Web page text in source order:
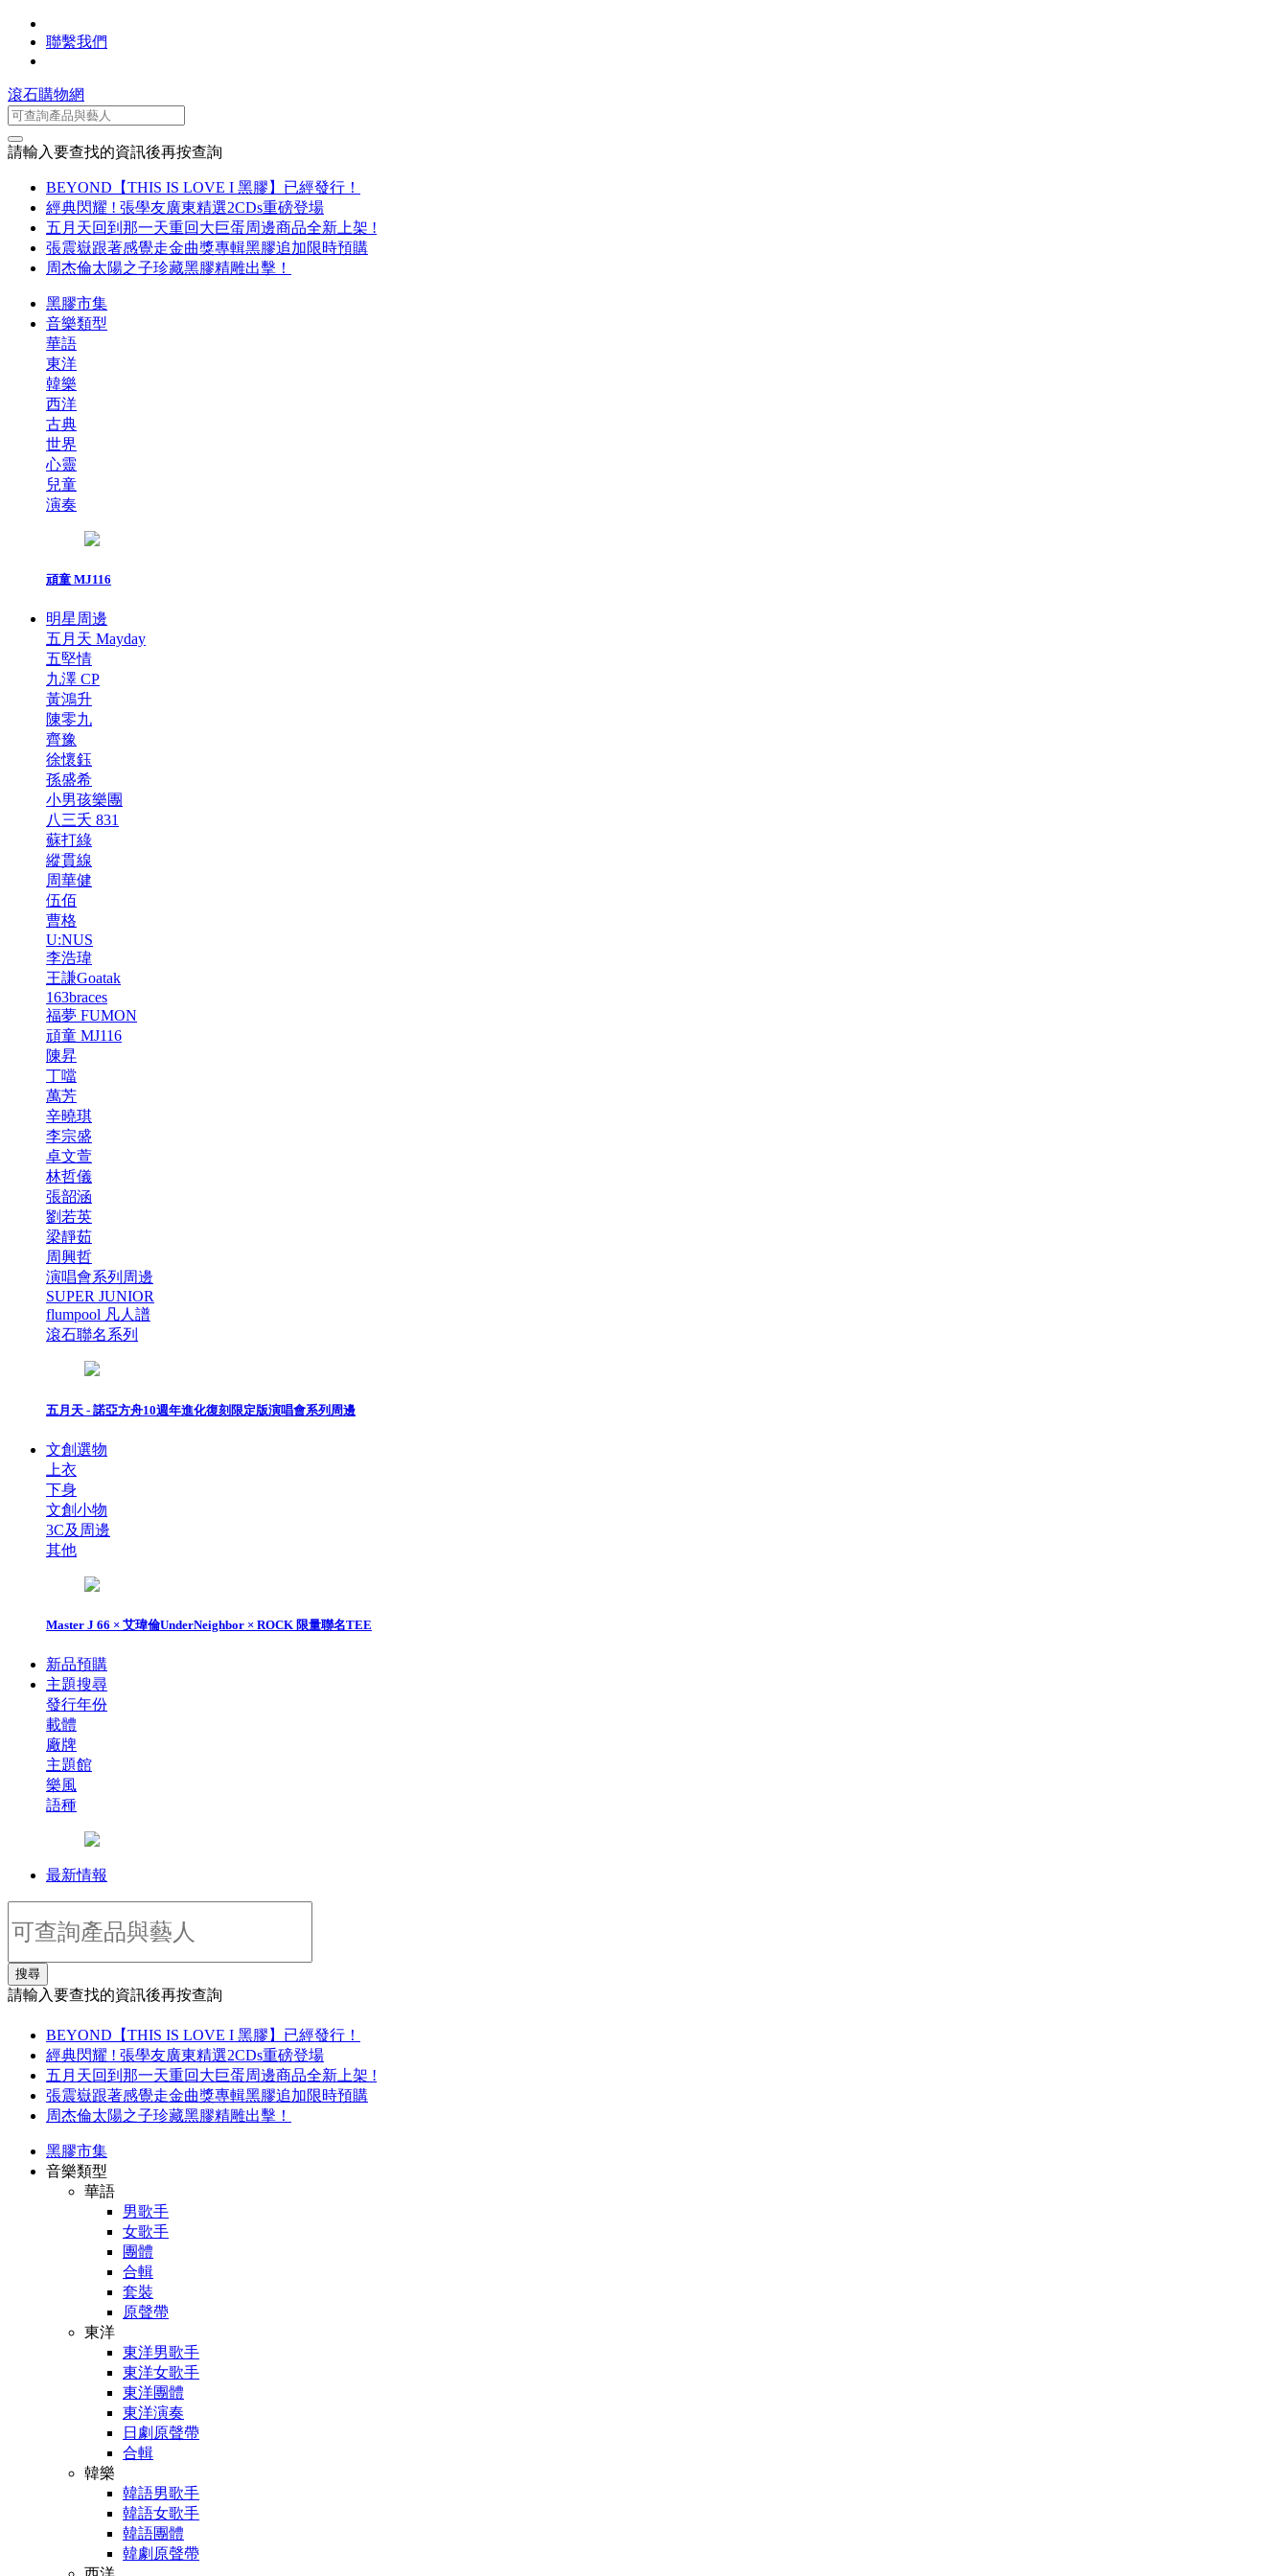
聯繫我們
滾石購物網
請輸入要查找的資訊後再按查詢
BEYOND【THIS IS LOVE I 黑膠】已經發行！
經典閃耀 ! 張學友廣東精選2CDs重磅登場
五月天回到那一天重回大巨蛋周邊商品全新上架 !
張震嶽跟著感覺走金曲獎專輯黑膠追加限時預購
周杰倫太陽之子珍藏黑膠精雕出擊！
黑膠市集
音樂類型
華語
東洋
韓樂
西洋
古典
世界
心靈
兒童
演奏
頑童 MJ116
明星周邊
五月天 Mayday
五堅情
九澤 CP
黃鴻升
陳零九
齊豫
徐懷鈺
孫盛希
小男孩樂團
八三夭 831
蘇打綠
縱貫線
周華健
伍佰
曹格
U:NUS
李浩瑋
王謙Goatak
163braces
福夢 FUMON
頑童 MJ116
陳昇
丁噹
萬芳
辛曉琪
李宗盛
卓文萱
林哲儀
張韶涵
劉若英
梁靜茹
周興哲
演唱會系列周邊
SUPER JUNIOR
flumpool 凡人譜
滾石聯名系列
五月天 - 諾亞方舟10週年進化復刻限定版演唱會系列周邊
文創選物
上衣
下身
文創小物
3C及周邊
其他
Master J 66 × 艾瑋倫UnderNeighbor × ROCK 限量聯名TEE
新品預購
主題搜尋
發行年份
載體
廠牌
主題館
樂風
語種
最新情報
搜尋
請輸入要查找的資訊後再按查詢
BEYOND【THIS IS LOVE I 黑膠】已經發行！
經典閃耀 ! 張學友廣東精選2CDs重磅登場
五月天回到那一天重回大巨蛋周邊商品全新上架 !
張震嶽跟著感覺走金曲獎專輯黑膠追加限時預購
周杰倫太陽之子珍藏黑膠精雕出擊！
黑膠市集
音樂類型
華語
男歌手
女歌手
團體
合輯
套裝
原聲帶
東洋
東洋男歌手
東洋女歌手
東洋團體
東洋演奏
日劇原聲帶
合輯
韓樂
韓語男歌手
韓語女歌手
韓語團體
韓劇原聲帶